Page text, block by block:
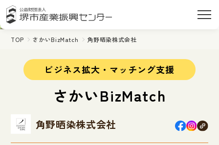
TOP さかいBizMatch 角野晒染株式会社
ビジネス拡大・マッチング支援
さかいBizMatch
角野晒染株式会社